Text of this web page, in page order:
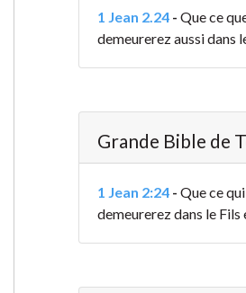
1 Jean 2.24- Que ce
demeurerez aussi dans
Grande Bible de
1 Jean 2:24- Que ce
demeurerez dans le Fils